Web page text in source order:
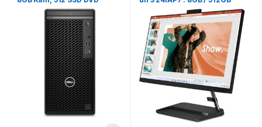
ECRAN 22 pouces
SSD / i7-13620H ( 13ème
génération) / 24″Full HD
TACTILE / clavier et souris
sans fil/ win11 préinstallé